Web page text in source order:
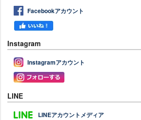
Facebookアカウント
Instagram
Instagramアカウント
LINE
LINEアカウントメディア